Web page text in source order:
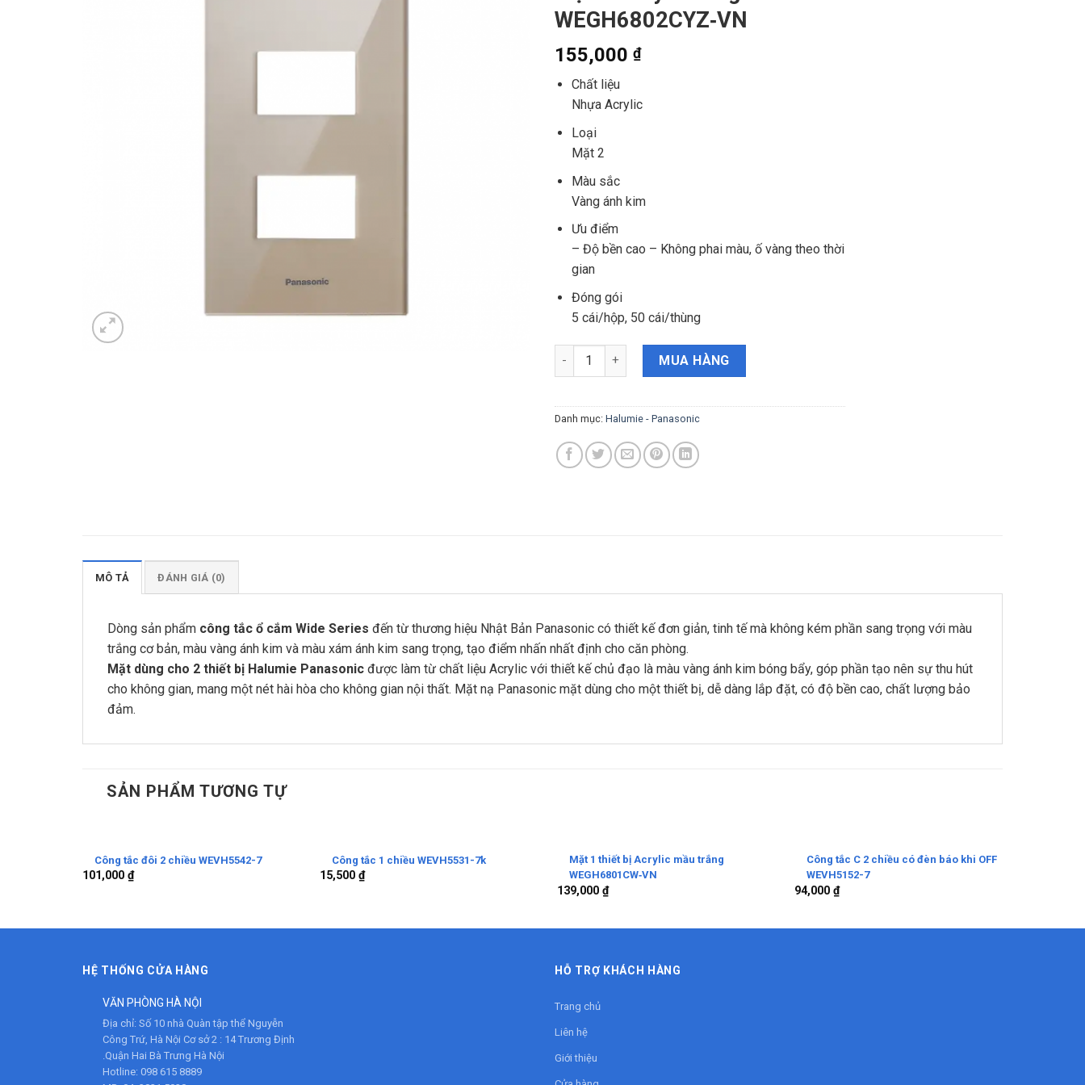
WEGH6802CYZ‑VN
155,000 ₫
Chất liệu
Nhựa Acrylic
Loại
Mặt 2
Màu sắc
Vàng ánh kim
Ưu điểm
– Độ bền cao – Không phai màu, ố vàng theo thời
gian
Đóng gói
5 cái/hộp, 50 cái/thùng
Mặt 2 Acrylic vàng ánh kim WEGH6802CYZ‑VN số lượng
MUA HÀNG
Danh mục: Halumie - Panasonic
MÔ TẢ ĐÁNH GIÁ (0)
Dòng sản phẩm công tắc ổ cắm Wide Series đến từ thương hiệu Nhật Bản Panasonic có thiết kế đơn giản, tinh tế mà không kém phần sang trọng với màu
trắng cơ bản, màu vàng ánh kim và màu xám ánh kim sang trọng, tạo điểm nhấn nhất định cho căn phòng.
Mặt dùng cho 2 thiết bị Halumie Panasonic được làm từ chất liệu Acrylic với thiết kế chủ đạo là màu vàng ánh kim bóng bẩy, góp phần tạo nên sự thu hút
cho không gian, mang một nét hài hòa cho không gian nội thất. Mặt nạ Panasonic mặt dùng cho một thiết bị, dễ dàng lắp đặt, có độ bền cao, chất lượng bảo
đảm.
SẢN PHẨM TƯƠNG TỰ
Công tắc đôi 2 chiều WEVH5542-7
101,000 ₫
Công tắc 1 chiều WEVH5531-7k
15,500 ₫
Mặt 1 thiết bị Acrylic mầu trắng
WEGH6801CW‑VN
139,000 ₫
Công tắc C 2 chiều có đèn báo khi OFF
WEVH5152-7
94,000 ₫
HỆ THỐNG CỬA HÀNG
VĂN PHÒNG HÀ NỘI
Địa chỉ: Số 10 nhà Quàn tập thể Nguyễn
Công Trứ, Hà Nội Cơ sở 2 : 14 Trương Định
.Quận Hai Bà Trưng Hà Nội
Hotline: 098 615 8889
HỖ TRỢ KHÁCH HÀNG
Trang chủ
Liên hệ
Giới thiệu